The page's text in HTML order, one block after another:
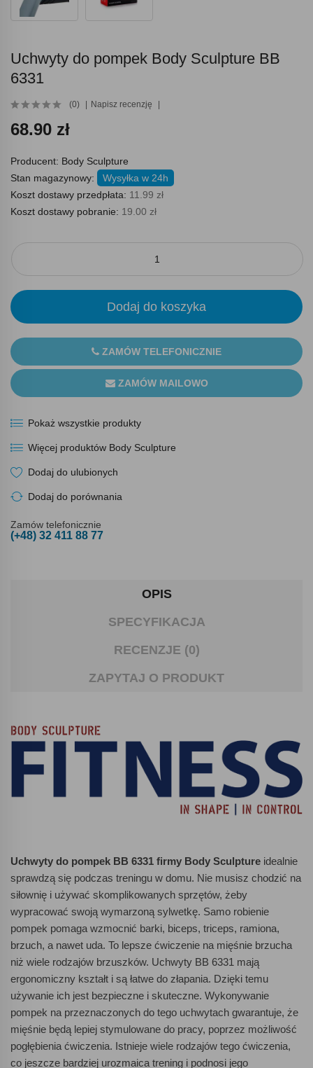
Uchwyty do pompek Body Sculpture BB
6331
(0) Napisz recenzję
68.90 zł
Producent: Body Sculpture
Stan magazynowy:
Wysyłka w 24h
Koszt dostawy przedpłata: 11.99 zł
Koszt dostawy pobranie: 19.00 zł
Dodaj do koszyka
ZAMÓW TELEFONICZNIE
ZAMÓW MAILOWO
Pokaż wszystkie produkty
Więcej produktów Body Sculpture
Dodaj do ulubionych
Dodaj do porównania
Zamów telefonicznie
(+48) 32 411 88 77
OPIS
SPECYFIKACJA
RECENZJE (0)
ZAPYTAJ O PRODUKT
Uchwyty do pompek BB 6331 firmy Body Sculpture idealnie
sprawdzą się podczas treningu w domu. Nie musisz chodzić na
siłownię i używać skomplikowanych sprzętów, żeby
wypracować swoją wymarzoną sylwetkę. Samo robienie
pompek pomaga wzmocnić barki, biceps, triceps, ramiona,
brzuch, a nawet uda. To lepsze ćwiczenie na mięśnie brzucha
niż wiele rodzajów brzuszków. Uchwyty BB 6331 mają
ergonomiczny kształt i są łatwe do złapania. Dzięki temu
używanie ich jest bezpieczne i skuteczne. Wykonywanie
pompek na przeznaczonych do tego uchwytach gwarantuje, że
mięśnie będą lepiej stymulowane do pracy, poprzez możliwość
pogłębienia ćwiczenia. Istnieje wiele rodzajów tego ćwiczenia,
co jeszcze bardziej urozmaica trening i podnosi jego